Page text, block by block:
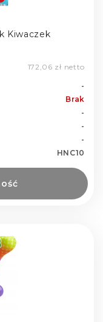
Kiwaczek
172,06 zł netto
-
Brak
-
-
-
HNC10